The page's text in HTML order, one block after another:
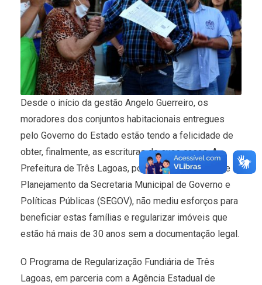
Desde o início da gestão Angelo Guerreiro, os
moradores dos conjuntos habitacionais entregues
pelo Governo do Estado estão tendo a felicidade de
obter, finalmente, as escrituras de suas casas. A
Prefeitura de Três Lagoas, por meio da Diretoria de
Planejamento da Secretaria Municipal de Governo e
Políticas Públicas (SEGOV), não mediu esforços para
beneficiar estas famílias e regularizar imóveis que
estão há mais de 30 anos sem a documentação legal.
O Programa de Regularização Fundiária de Três
Lagoas, em parceria com a Agência Estadual de